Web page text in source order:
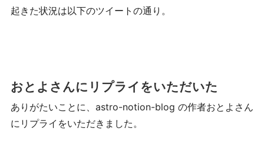
起きた状況は以下のツイートの通り。
おとよさんにリプライをいただいた
ありがたいことに、astro-notion-blog の作者おとよさん
にリプライをいただきました。